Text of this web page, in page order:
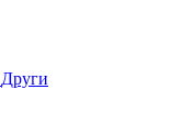
Други